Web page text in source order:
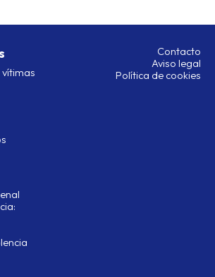
Contacto
Aviso legal
Política de cookies